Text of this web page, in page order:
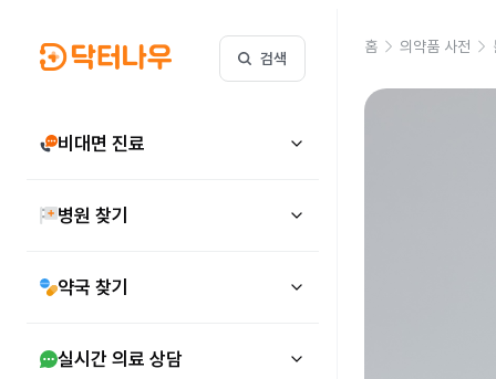
검색
비대면 진료
병원 찾기
약국 찾기
실시간 의료 상담
홈 의약품 사전